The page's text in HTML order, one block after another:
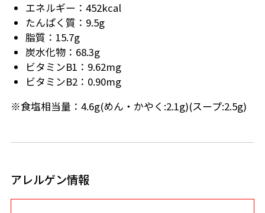
エネルギー：452kcal
たんぱく質：9.5g
脂質：15.7g
炭水化物：68.3g
ビタミンB1：9.62mg
ビタミンB2：0.90mg
※食塩相当量：4.6g(めん・かやく:2.1g)(スープ:2.5g)
アレルゲン情報